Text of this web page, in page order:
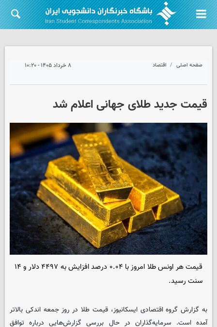
صفحه اصلی اقتصاد ۸ خرداد ۱۴۰۵ - ۱۰:۲۰
قیمت جدید طلای جهانی اعلام شد
قیمت هر اونس طلا امروز با ۰.۰۴ درصد افزایش به ۴۴۹۷ دلار و ۱۴
سنت رسید.
به گزارش گروه اقتصادی ایسکانیوز، قیمت طلا در روز جمعه اندکی بالاتر
آمده است. سرمایه‌گذاران در حال بررسی گزارش‌هایی درباره توافق